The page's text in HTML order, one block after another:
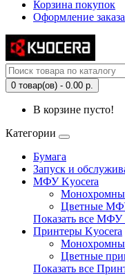
Корзина покупок
Оформление заказа
0 товар(ов) - 0.00 р.
В корзине пусто!
Категории
Бумага
Запуск и
МФУ Kyocera
Цветные
Показать все МФУ
Принтеры Kyocera
Цветные
Показать все